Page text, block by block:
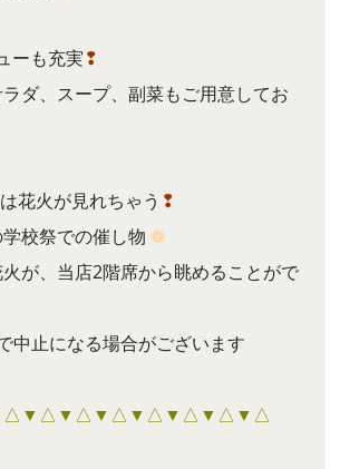
ーも充実❢
、スープ、副菜もご用意してお
花火が見れちゃう ❢
校祭での催し物 ❁
、当店2階席から眺めることがで
止になる場合がございます